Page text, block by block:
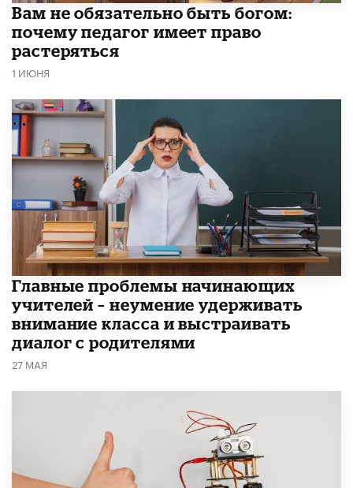
​Вам не обязательно быть богом:
почему педагог имеет право
растеряться
1 ИЮНЯ
Главные проблемы начинающих
учителей – неумение удерживать
внимание класса и выстраивать
диалог с родителями
27 МАЯ